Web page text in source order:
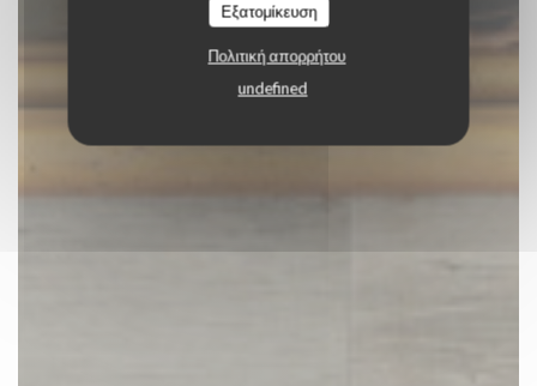
Εξατομίκευση
Πολιτική απορρήτου
undefined